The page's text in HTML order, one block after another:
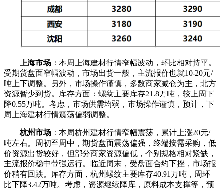
上海市场： 本周上海建材行情窄幅波动，环比相对持平。
受期货盘面窄幅波动，市场出货一般，主流报价也就10-20元/
吨上下调整。另外，市场操作谨慎，多数商家减仓为主，北方
资源暂少到货。库存方面：螺纹主要库存21.8万吨，较上周下
降0.55万吨。考虑，市场供需均弱，市场操作谨慎，预计，下
周上海建材行情震荡偏弱调整。
杭州市场： 本周杭州建材行情窄幅震荡，累计上涨20元/
吨左右。周初至周中，期货盘面震荡偏强，终端按需采购，低
价资源出货较好，但部分商家资源偏低，个别规格相对紧缺，
主流报价稳中带强运行。临近周末，受盘面合约下挫，市场报
价稍有回跌。库存方面，杭州螺纹主要库存40.91万吨，周环
比下降3.42万吨。考虑，资源继续降库，原料成本支撑等，预